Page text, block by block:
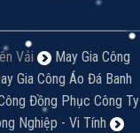
Vải
May Gia Công
Gia Công Áo Đá Banh
Đồng Phục Công Ty
Nghiệp - Vi Tính